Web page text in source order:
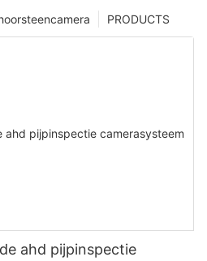
PRODUCTS
ahd pijpinspectie